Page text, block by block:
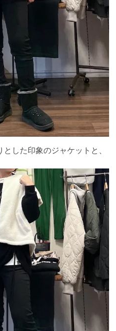
した印象のジャケットと、